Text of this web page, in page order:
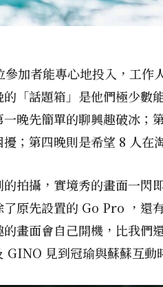
參加者能專心地投入，工作
「話題箱」是他們極少數
一晚先簡單的聊興趣破冰；
；第四晚則是希望 8 人在
拍攝，實境秀的畫面一閃
了原先設置的 Go Pro ，還
的畫面會自己開機，比我們
GINO 見到冠瑜與蘇蘇互動